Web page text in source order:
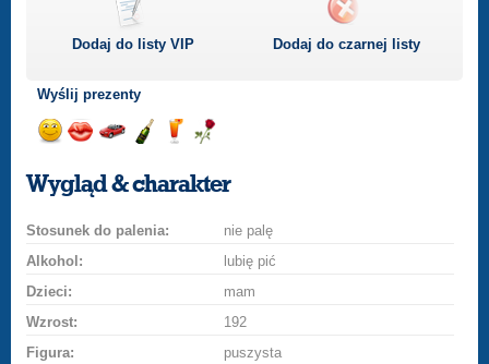
Dodaj do listyVIP Dodaj do czarnej listy
Wyślij prezenty
uśmiech
buziakasamochodem
szampana
drinka
różę
Wygląd & charakter
Stosunek do palenia:
nie palę
Alkohol:
lubię pić
Dzieci:
mam
Wzrost:
192
Figura:
puszysta